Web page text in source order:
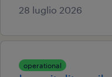
28 luglio 2026
operational